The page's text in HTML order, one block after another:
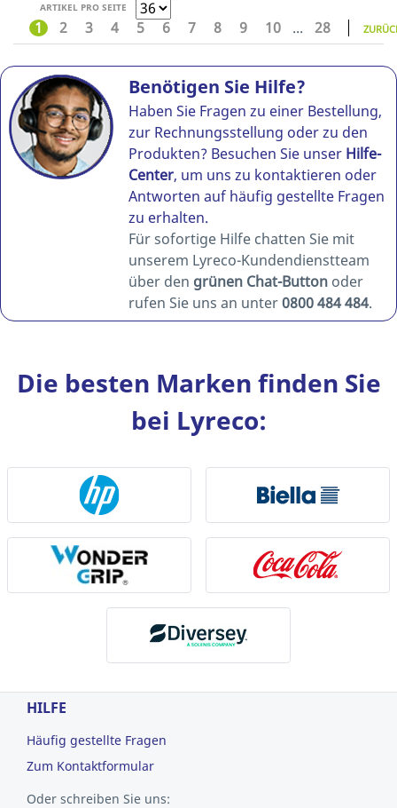
ARTIKEL PRO SEITE
1 2 3 4 5 6 7 8 9 10 ... 28
Benötigen Sie Hilfe?
Haben Sie Fragen zu einer Bestellung,
zur Rechnungsstellung oder zu den
Produkten? Besuchen Sie unser Hilfe-
Center, um uns zu kontaktieren oder
Antworten auf häufig gestellte Fragen
zu erhalten.
Für sofortige Hilfe chatten Sie mit
unserem Lyreco-Kundendienstteam
über den grünen Chat-Button oder
rufen Sie uns an unter0800 484 484.
Die besten Marken finden Sie
bei Lyreco:
HILFE
Häufig gestellte Fragen
Zum Kontaktformular
Oder schreiben Sie uns: